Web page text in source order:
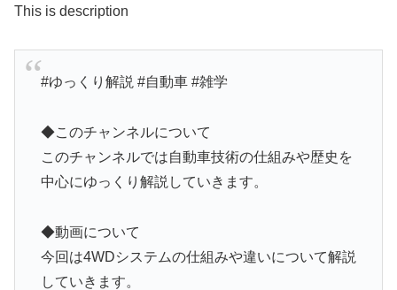
This is description
#ゆっくり解説 #自動車 #雑学
◆このチャンネルについて
このチャンネルでは自動車技術の仕組みや歴史を
中心にゆっくり解説していきます。
◆動画について
今回は4WDシステムの仕組みや違いについて解説
していきます。